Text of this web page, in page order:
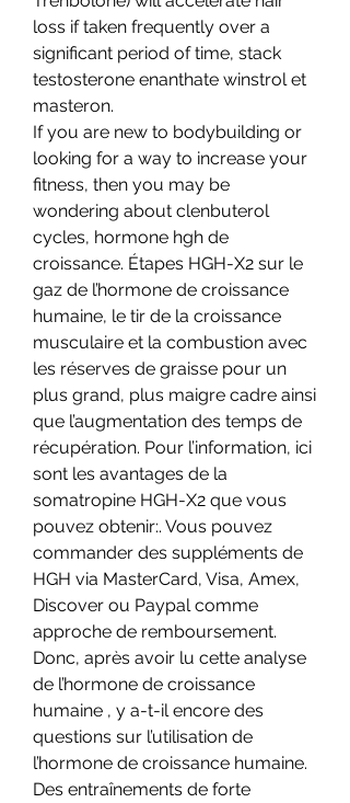
loss if taken frequently over a
significant period of time, stack
testosterone enanthate winstrol et
masteron.
If you are new to bodybuilding or
looking for a way to increase your
fitness, then you may be
wondering about clenbuterol
cycles, hormone hgh de
croissance. Étapes HGH-X2 sur le
gaz de l’hormone de croissance
humaine, le tir de la croissance
musculaire et la combustion avec
les réserves de graisse pour un
plus grand, plus maigre cadre ainsi
que l’augmentation des temps de
récupération. Pour l’information, ici
sont les avantages de la
somatropine HGH-X2 que vous
pouvez obtenir:. Vous pouvez
commander des suppléments de
HGH via MasterCard, Visa, Amex,
Discover ou Paypal comme
approche de remboursement.
Donc, après avoir lu cette analyse
de l’hormone de croissance
humaine , y a-t-il encore des
questions sur l’utilisation de
l’hormone de croissance humaine.
Des entraînements de forte